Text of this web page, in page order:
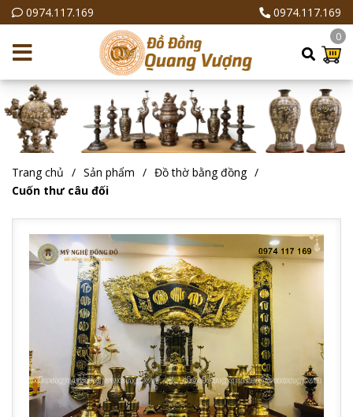
0974.117.169 0974.117.169
0
Trang chủ Sản phẩm
Đồ thờ bằng đồng
Cuốn thư câu đối